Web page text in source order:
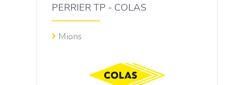
PERRIER TP - COLAS
Mions